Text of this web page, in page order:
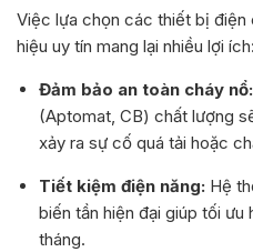
Việc lựa chọn các thiết bị điện
hiệu uy tín mang lại nhiều lợi ích:
Đảm bảo an toàn cháy nổ:
(Aptomat, CB) chất lượng
xảy ra sự cố quá tải hoặc
Tiết kiệm điện năng:Hệ
biến tần hiện đại giúp tối ưu
tháng.